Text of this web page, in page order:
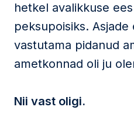
hetkel avalikkuse
peksupoisiks.
vastutama pidanud
ametkonnad oli ju
Nii vast oligi.